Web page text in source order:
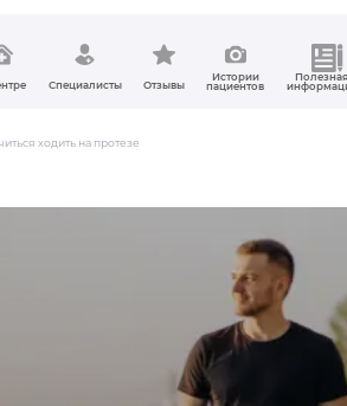
Специалисты Отзывы
Истории
пациентов
Полезная
ходить на протезе